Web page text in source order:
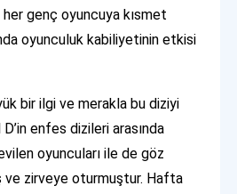
genç oyuncuya kısmet
oyunculuk kabiliyetinin etkisi
bir ilgi ve merakla bu diziyi
enfes dizileri arasında
oyuncuları ile de göz
ve zirveye oturmuştur. Hafta